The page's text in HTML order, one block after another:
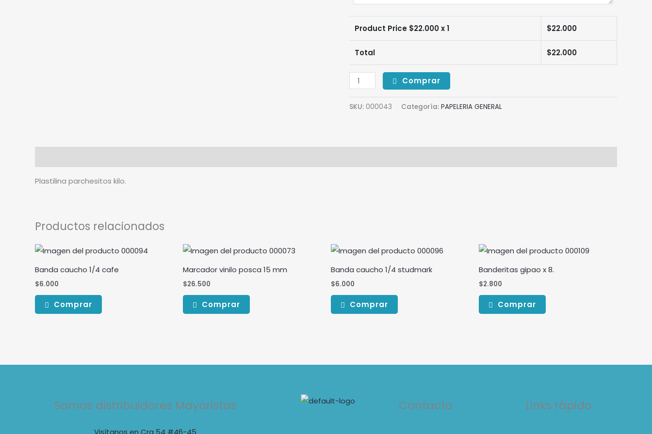
Product Price $22.000x 1 $22.000
Total $22.000
Comprar
SKU: 000043 Categoría: PAPELERIA GENERAL
Plastilina parchesitos kilo.
Productos relacionados
Banda caucho 1/4 cafe
$6.000
Comprar
Marcador vinilo posca 15 mm
$26.500
Comprar
Banda caucho 1/4 studmark
$6.000
Comprar
Banderitas gipao x 8.
$2.800
Comprar
Somos distribuidores Mayoristas
Visítanos en Cra 54 #46-45
Contacto Links rápido